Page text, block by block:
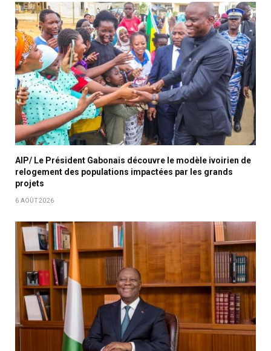
AIP/ Le Président Gabonais découvre le modèle ivoirien de
relogement des populations impactées par les grands
projets
6 AOÛT 2026